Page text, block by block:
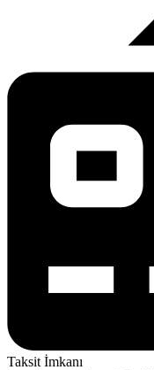
Taksit İmkanı